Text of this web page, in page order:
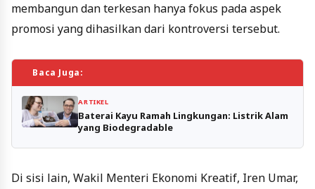
membangun dan terkesan hanya fokus pada aspek
promosi yang dihasilkan dari kontroversi tersebut.
Baca Juga:
ARTIKEL
Baterai Kayu Ramah Lingkungan: Listrik Alam
yang Biodegradable
Di sisi lain, Wakil Menteri Ekonomi Kreatif, Iren Umar,